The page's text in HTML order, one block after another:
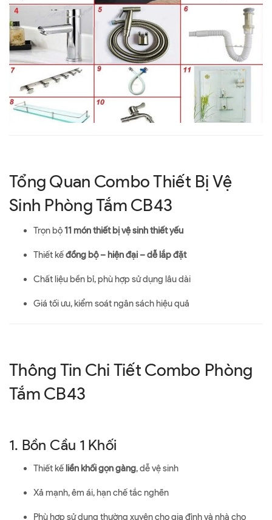
Tổng Quan Combo Thiết Bị Vệ
Sinh Phòng Tắm CB43
Trọn bộ11 món thiết bị vệ sinh thiết yếu
Thiết kếđồng bộ – hiện đại – dễ lắp đặt
Chất liệu bền bỉ, phù hợp sử dụng lâu dài
Giá tối ưu, kiểm soát ngân sách hiệu quả
Thông Tin Chi Tiết Combo Phòng
Tắm CB43
1. Bồn Cầu 1 Khối
Thiết kế liền khối gọn gàng, dễ vệ sinh
Xả mạnh, êm ái, hạn chế tắc nghẽn
Phù hợp sử dụng thường xuyên cho gia đình và nhà cho